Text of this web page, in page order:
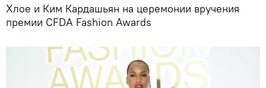
Хлое и Ким Кардашьян на церемонии вручения
премии CFDA Fashion Awards